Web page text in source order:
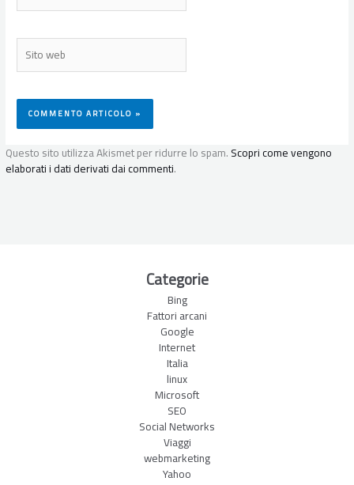
Sito
web
Questo sito utilizza Akismet per ridurre lo spam.Scopri come vengono
elaborati i dati derivati dai commenti.
Categorie
Bing
Fattori arcani
Google
Internet
Italia
linux
Microsoft
SEO
Social Networks
Viaggi
webmarketing
Yahoo